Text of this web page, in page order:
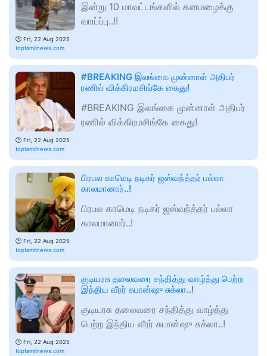
🕑 Fri, 22 Aug 2025
toptamilnews.com
இன்று 10 மாவட்டங்களில் கனமழைக்கு
வாய்ப்பு..!!
🕑 Fri, 22 Aug 2025
toptamilnews.com
#BREAKING இலங்கை முன்னாள் அதிபர்
ரணில் விக்கிரமசிங்கே கைது!
#BREAKING இலங்கை முன்னாள் அதிபர்
ரணில் விக்கிரமசிங்கே கைது!
🕑 Fri, 22 Aug 2025
toptamilnews.com
பிரபல காமெடி நடிகர் ஜஸ்வந்த்தர் பல்லா
காலமானார்..!
பிரபல காமெடி நடிகர் ஜஸ்வந்த்தர் பல்லா
காலமானார்..!
🕑 Fri, 22 Aug 2025
toptamilnews.com
குடியரசு தலைவரை சந்தித்து வாழ்த்து பெற்ற
இந்திய வீரர் சுபான்ஷு சுக்லா..!
குடியரசு தலைவரை சந்தித்து வாழ்த்து
பெற்ற இந்திய வீரர் சுபான்ஷு சுக்லா..!